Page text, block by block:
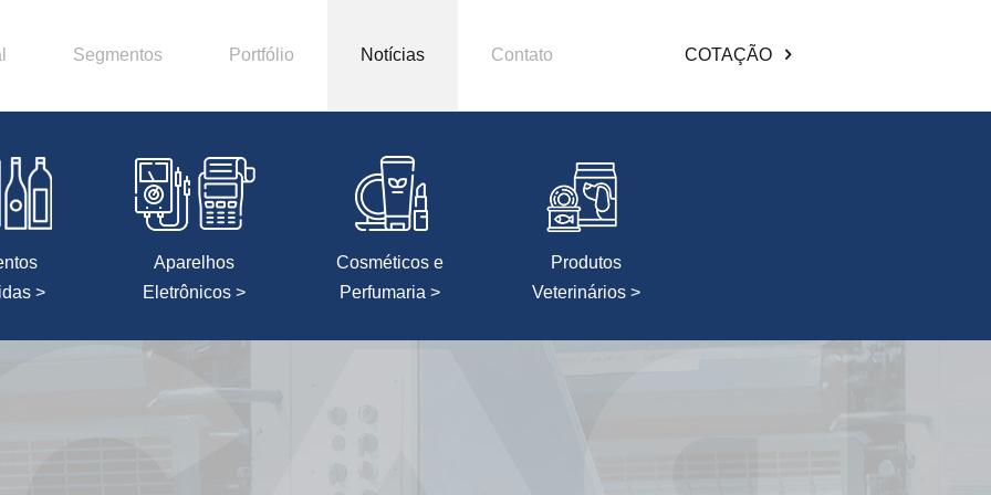
Segmentos Portfólio Notícias Contato COTAÇÃO
>
Aparelhos
Eletrônicos >
Cosméticos e
Perfumaria >
Produtos
Veterinários >